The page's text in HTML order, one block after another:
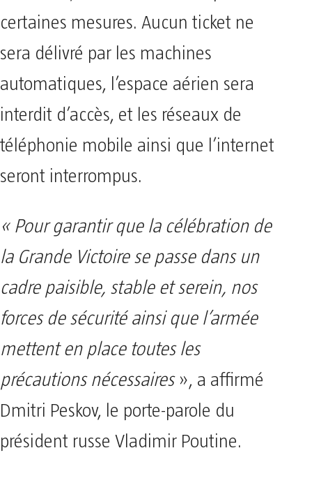
certaines mesures. Aucun ticket ne
sera délivré par les machines
automatiques, l’espace aérien sera
interdit d’accès, et les réseaux de
téléphonie mobile ainsi que l’internet
seront interrompus.
« Pour garantir que la célébration de
la Grande Victoire se passe dans un
cadre paisible, stable et serein, nos
forces de sécurité ainsi que l’armée
mettent en place toutes les
précautions nécessaires », a affirmé
Dmitri Peskov, le porte-parole du
président russe Vladimir Poutine.